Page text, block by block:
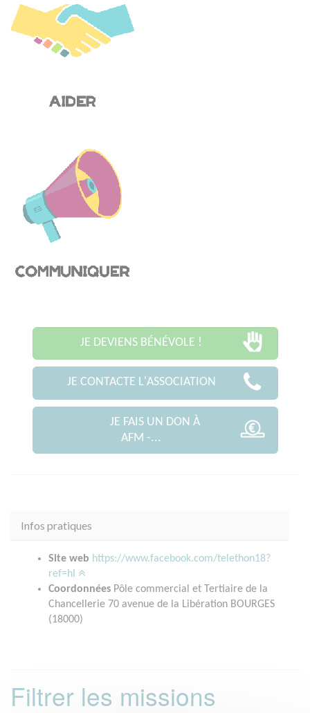
JE DEVIENS BÉNÉVOLE !
JE CONTACTE L'ASSOCIATION
JE FAIS UN DON À
AFM -...
Infos pratiques
Site web https://www.facebook.com/telethon18?
ref=hl
Coordonnées Pôle commercial et Tertiaire de la
Chancellerie 70 avenue de la Libération BOURGES
(18000)
Filtrer les missions